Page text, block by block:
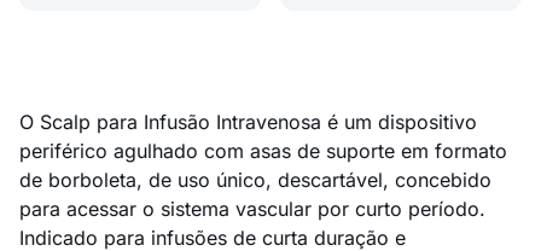
O Scalp para Infusão Intravenosa é um dispositivo
periférico agulhado com asas de suporte em formato
de borboleta, de uso único, descartável, concebido
para acessar o sistema vascular por curto período.
Indicado para infusões de curta duração e